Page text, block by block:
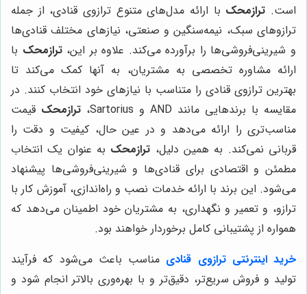
است. ترازمحک با ارائه مدل‌های متنوع ترازوی قنادی، از جمله
ترازوهای سبک، نیمه‌سنگین و صنعتی، نیازهای مختلف قنادی‌ها
و شیرینی‌فروشی‌ها را برآورده می‌کند. علاوه بر این،ترازمحک با
ارائه مشاوره تخصصی به مشتریان، به آنها کمک می‌کند تا
بهترین ترازوی قنادی را متناسب با نیازهای خود انتخاب کنند. در
مقایسه با برندهایی مانند AND و Sartorius،
ترازمحک قیمت
مناسب‌تری را ارائه می‌دهد و در عین حال، کیفیت و دقت را
قربانی نمی‌کند. به همین دلیل، ترازمحک به عنوان یک انتخاب
مطمئن و اقتصادی برای قنادی‌ها و شیرینی‌فروشی‌ها پیشنهاد
می‌شود. این برند با ارائه خدمات نصب و راه‌اندازی، آموزش کار با
ترازو، و تعمیر و نگهداری، به مشتریان خود اطمینان می‌دهد که
همواره از پشتیبانی کامل برخوردار خواهند بود.
خرید اینترنتی ترازوی قنادی مناسب باعث می‌شود که فرآیند
تولید و فروش سریع‌تر، دقیق‌تر و با بهره‌وری بالاتر انجام شود و